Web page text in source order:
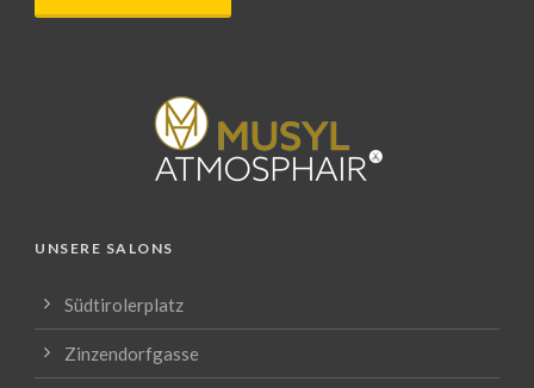
UNSERE SALONS
Südtirolerplatz
Zinzendorfgasse